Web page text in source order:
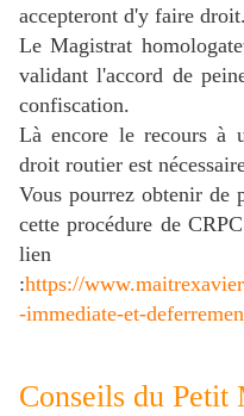
accepteront d'y faire droit.
Le Magistrat
validant l'accord de
confiscation.
Là encore le recours à
droit routier est
Vous pourrez obtenir de
cette procédure de
lien
:https://
-immediate-et-
Conseils du